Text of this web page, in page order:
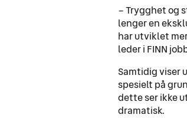
– Trygghet og
lenger en
har utviklet
leder i FINN
Samtidig viser
spesielt på
dette ser ikke
dramatisk.